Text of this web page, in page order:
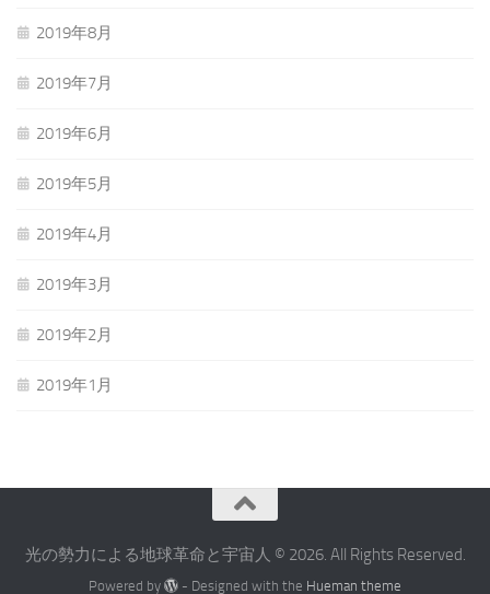
2019年8月
2019年7月
2019年6月
2019年5月
2019年4月
2019年3月
2019年2月
2019年1月
光の勢力による地球革命と宇宙人 © 2026. All Rights Reserved.
Powered by - Designed with the Hueman theme